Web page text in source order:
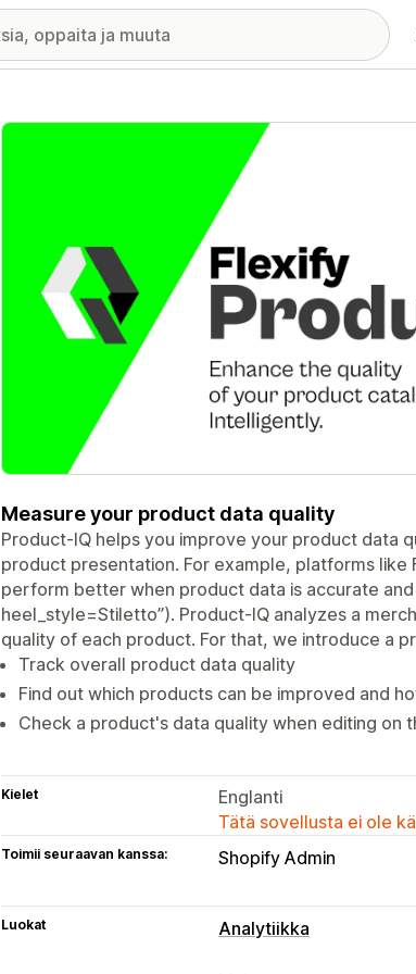
Esittelykuvagalleria
Measure your product data quality
Product-IQ helps you improve your product data
product presentation. For example, platforms like
perform better when product data is accurate
heel_style=Stiletto”). Product-IQ analyzes a
quality of each product. For that, we introduce a
Track overall product data quality
Find out which products can be improved and
Check a product's data quality when editing on
Kielet
Englanti
Tätä sovellusta ei ole
Toimii seuraavan kanssa: Shopify Admin
Luokat Analytiikka